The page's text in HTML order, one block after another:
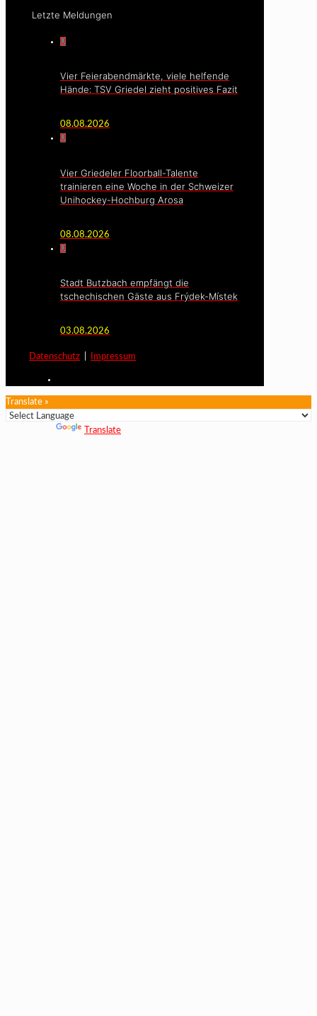
Letzte Meldungen
0
Vier Feierabendmärkte, viele helfende
Hände: TSV Griedel zieht positives Fazit
08.08.2026
0
Vier Griedeler Floorball-Talente
trainieren eine Woche in der Schweizer
Unihockey-Hochburg Arosa
08.08.2026
0
Stadt Butzbach empfängt die
tschechischen Gäste aus Frýdek-Místek
03.08.2026
Datenschutz Impressum
Translate »
Translate